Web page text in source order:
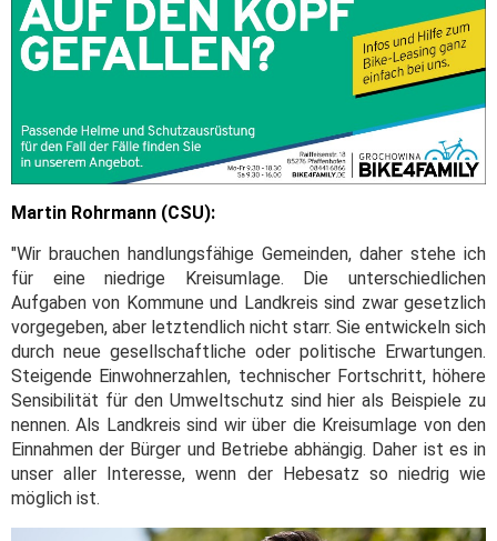
Martin Rohrmann (CSU):
"Wir brauchen handlungsfähige Gemeinden, daher stehe ich
für eine niedrige Kreisumlage. Die unterschiedlichen
Aufgaben von Kommune und Landkreis sind zwar gesetzlich
vorgegeben, aber letztendlich nicht starr. Sie entwickeln sich
durch neue gesellschaftliche oder politische Erwartungen.
Steigende Einwohnerzahlen, technischer Fortschritt, höhere
Sensibilität für den Umweltschutz sind hier als Beispiele zu
nennen. Als Landkreis sind wir über die Kreisumlage von den
Einnahmen der Bürger und Betriebe abhängig. Daher ist es in
unser aller Interesse, wenn der Hebesatz so niedrig wie
möglich ist.